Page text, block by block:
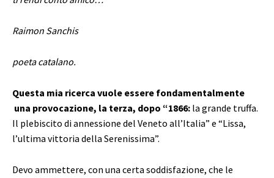
Raimon Sanchis
poeta catalano.
Questa mia ricerca vuole essere fondamentalmente
una provocazione, la terza, dopo “1866: la grande truffa.
Il plebiscito di annessione del Veneto all’Italia” e “Lissa,
l’ultima vittoria della Serenissima”.
Devo ammettere, con una certa soddisfazione, che le